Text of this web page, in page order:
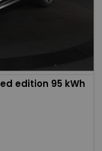
edition 95 kWh